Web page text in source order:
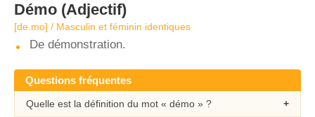
Démo (Adjectif)
[de.mo] / Masculin et féminin identiques
De démonstration.
Questions fréquentes
Quelle est la définition du mot « démo » ?